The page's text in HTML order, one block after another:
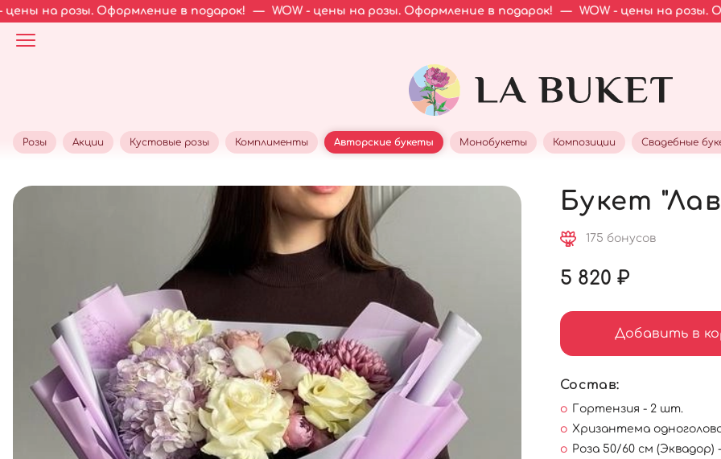
Оформление в подарок! — WOW - цены на розы. Оформление в подарок! — WOW - цены на розы. Оформление
Розы Акции Кустовые розы Комплименты Авторские букеты Монобукеты Композиции Свадебные
Букет
175 бонусов
5 820 ₽
Добавить в
Состав:
Гортензия - 2 шт.
Хризантема
Роза 50/60 см (Эквадор)